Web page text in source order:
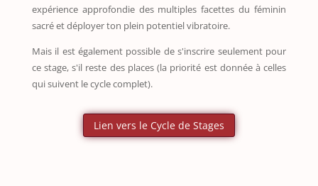
expérience approfondie des multiples facettes du féminin
sacré et déployer ton plein potentiel vibratoire.
Mais il est également possible de s'inscrire seulement pour
ce stage, s'il reste des places (la priorité est donnée à celles
qui suivent le cycle complet).
Lien vers le Cycle de Stages